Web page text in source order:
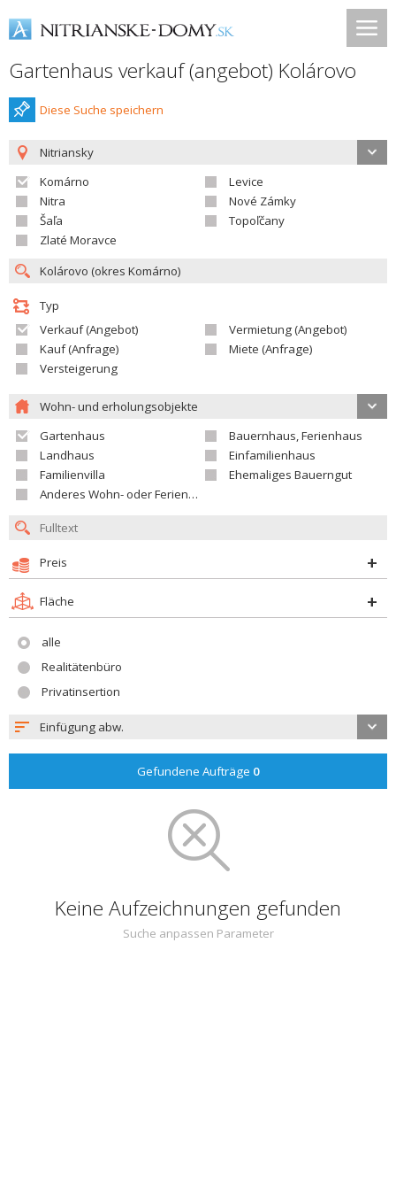
Gartenhaus verkauf (angebot) Kolárovo
Diese Suche speichern
Nitriansky
Komárno
Levice
Nitra
Nové Zámky
Šaľa
Topoľčany
Zlaté Moravce
Typ
Verkauf (Angebot)
Vermietung (Angebot)
Kauf (Anfrage)
Miete (Anfrage)
Versteigerung
Wohn- und erholungsobjekte
Gartenhaus
Bauernhaus, Ferienhaus
Landhaus
Einfamilienhaus
Familienvilla
Ehemaliges Bauerngut
Anderes Wohn- oder Ferienobjekt
Preis
Fläche
alle
Realitätenbüro
Privatinsertion
Einfügung abw.
Gefundene Aufträge 0
Keine Aufzeichnungen gefunden
Suche anpassen Parameter